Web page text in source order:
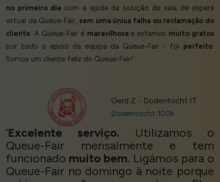
no primeiro diacom a ajuda da solução de sala de espera
virtual da Queue-Fair, sem uma única falha ou reclamação do
cliente . A Queue-Fair é maravilhosae estamos muito gratos
por todo o apoio da equipa da Queue-Fair - foi perfeito
Somos um cliente feliz do Queue-Fair!’
Gerd Z - Dodentocht IT
Dodentocht 100k
‘Excelente serviço. Utilizamos o
Queue-Fair mensalmente e tem
funcionado muito bem. Ligámos para o
Queue-Fair no domingo à noite porque